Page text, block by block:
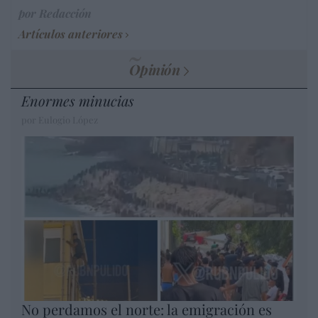
Artículos anteriores
Opinión
Enormes minucias
No perdamos el norte: la emigración es